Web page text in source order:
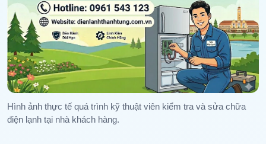
Hình ảnh thực tế quá trình kỹ thuật viên kiểm tra và sửa chữa
điện lạnh tại nhà khách hàng.